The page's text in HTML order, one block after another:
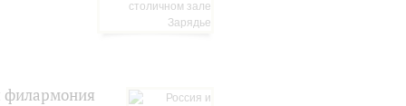
филармония